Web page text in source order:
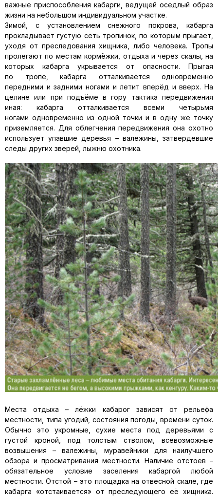
важные приспособления кабарги, ведущей оседлый образ
жизни на небольшом индивидуальном участке.
Зимой, с установлением снежного покрова, кабарга
прокладывает густую сеть тропинок, по которым прыгает,
уходя от преследования хищника, либо человека. Тропы
пролегают по местам кормёжки, отдыха и через скалы, на
которых кабарга укрывается от опасности. Прыгая
по тропе, кабарга отталкивается одновременно
передними и задними ногами и летит вперёд и вверх. На
целине или при подъёме в гору тактика передвижения
иная: кабарга отталкивается всеми четырьмя
ногами одновременно из одной точки и в одну же точку
приземляется. Для облегчения передвижения она охотно
использует упавшие деревья – валежины, затвердевшие
следы других зверей, лыжню охотника.
Места отдыха – лёжки кабарог зависят от рельефа
местности, типа угодий, состояния погоды, времени суток.
Обычно это укромные, сухие места под деревьями с
густой кроной, под толстым стволом, всевозможные
возвышения – валежины, муравейники для наилучшего
обзора и просматривания местности. Наличие отстоев –
обязательное условие заселения кабаргой любой
местности. Отстой – это площадка на отвесной скале, где
кабарга «отстаивается» от преследующего её хищника.